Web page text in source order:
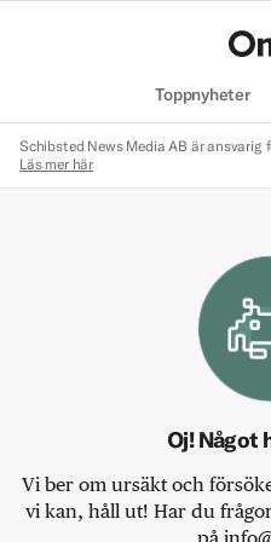
Toppnyheter
Schibsted News Media AB är
Läs mer här
Oj! Något
Vi ber om ursäkt och
vi kan, håll ut! Har du